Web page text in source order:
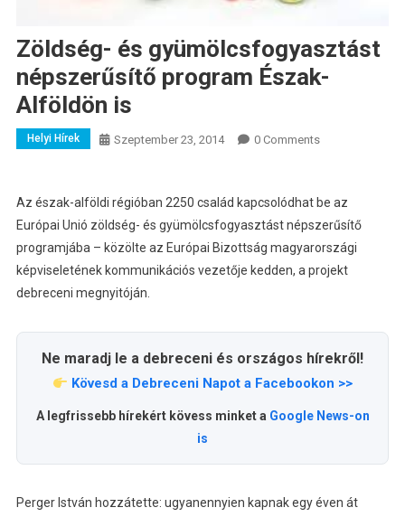
Zöldség- és gyümölcsfogyasztást
népszerűsítő program Észak-
Alföldön is
Helyi Hírek Szeptember 23, 2014 0 Comments
Az észak-alföldi régióban 2250 család kapcsolódhat be az
Európai Unió zöldség- és gyümölcsfogyasztást népszerűsítő
programjába – közölte az Európai Bizottság magyarországi
képviseletének kommunikációs vezetője kedden, a projekt
debreceni megnyitóján.
Ne maradj le a debreceni és országos hírekről!
Kövesd a Debreceni Napot a Facebookon >>
A legfrissebb hírekért kövess minket a Google News-on
is
Perger István hozzátette: ugyanennyien kapnak egy éven át